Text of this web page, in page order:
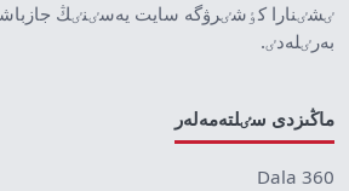
ٸشٸنارا كٶشٸرۋگە سايت يەسٸنٸڭ
بەرٸلەدٸ.
ماڭىزدى سٸلتەمەلەر
Dala 360